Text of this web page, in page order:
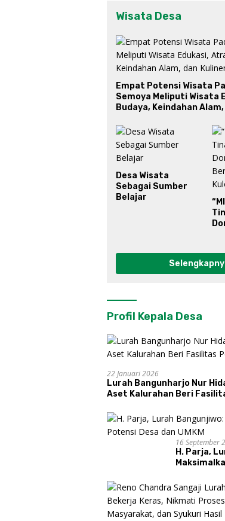
Wisata Desa
Empat Potensi Wisata
Semoya Meliputi Wisata
Budaya, Keindahan
Desa Wisata
Sebagai Sumber
Belajar
Profil Kepala Desa
22 Januari 2026
Lurah Bangunharjo Nur
Aset Kalurahan Beri
16 September
H. Parja,